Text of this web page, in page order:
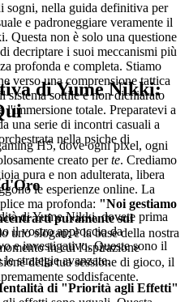
sogni, nella guida definitiva per
e padroneggiare veramente il
Questa non è solo una questione
decriptare i suoi meccanismi più
profonda e completa. Stiamo
verso una comprensione tattica
sottile e non dichiarato
l'immersione totale. Preparatevi a
una serie di incontri casuali a
nella psiche di
di Yume Nikki, dovete prima
il vostro approccio da
e investigativo. Queste sono il
strategie avanzate.
di "Priorità agli Effetti"
di Yume Nikki:
H5, dove ogni pixel, ogni
creato perte. Crediamo
pura e non adulterata, libera
le esperienze online. La
ma profonda: "Noi gestiamo
puramente sul
uno slogan; è la base della nostra
in cui l'ispirazione
della tua sessione di gioco, il
soddisfacente.